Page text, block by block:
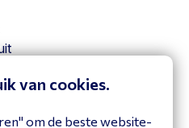
van cookies.
om de beste website-